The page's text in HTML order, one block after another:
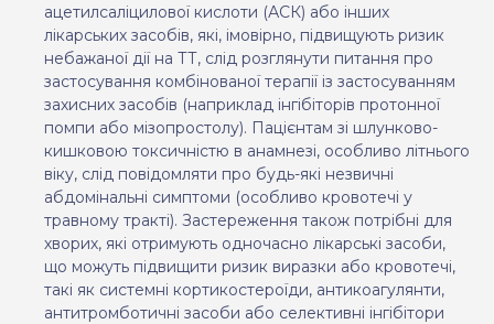
ацетилсаліцилової кислоти (АСК) або інших
лікарських засобів, які, імовірно, підвищують ризик
небажаної дії на ТТ, слід розглянути питання про
застосування комбінованої терапії із застосуванням
захисних засобів (наприклад інгібіторів протонної
помпи або мізопростолу). Пацієнтам зі шлунково-
кишковою токсичністю в анамнезі, особливо літнього
віку, слід повідомляти про будь-які незвичні
абдомінальні симптоми (особливо кровотечі у
травному тракті). Застереження також потрібні для
хворих, які отримують одночасно лікарські засоби,
що можуть підвищити ризик виразки або кровотечі,
такі як системні кортикостероїди, антикоагулянти,
антитромботичні засоби або селективні інгібітори